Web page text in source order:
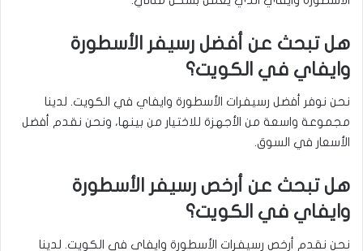
هل تبحث عن أفضل رسيفر الأسطورة
وايفاي في الكويت؟
نحن نوفر أفضل رسيفرات الأسطورة وايفاي في الكويت. لدينا
مجموعة واسعة من الأجهزة للاختيار من بينها، ونحن نقدم أفضل
الأسعار في السوق.
هل تبحث عن أرخص رسيفر الأسطورة
وايفاي في الكويت؟
نحن نقدم أرخص رسيفرات الأسطورة وايفاي في الكويت. لدينا